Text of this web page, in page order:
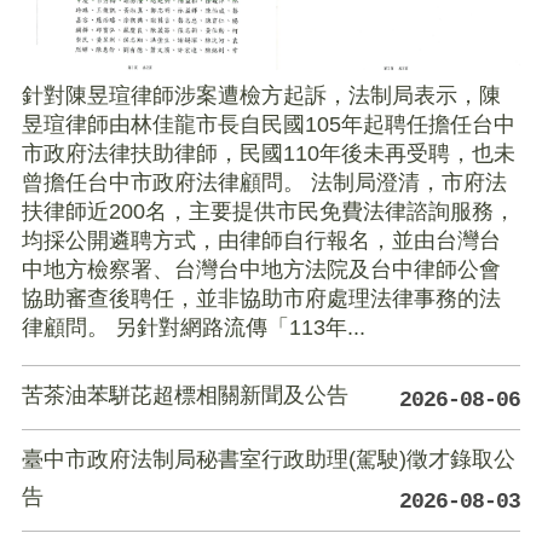
針對陳昱瑄律師涉案遭檢方起訴，法制局表示，陳
昱瑄律師由林佳龍市長自民國105年起聘任擔任台中
市政府法律扶助律師，民國110年後未再受聘，也未
曾擔任台中市政府法律顧問。 法制局澄清，市府法
扶律師近200名，主要提供市民免費法律諮詢服務，
均採公開遴聘方式，由律師自行報名，並由台灣台
中地方檢察署、台灣台中地方法院及台中律師公會
協助審查後聘任，並非協助市府處理法律事務的法
律顧問。 另針對網路流傳「113年...
苦茶油苯駢芘超標相關新聞及公告 2026-08-06
臺中市政府法制局秘書室行政助理(駕駛)徵才錄取公
告
2026-08-03